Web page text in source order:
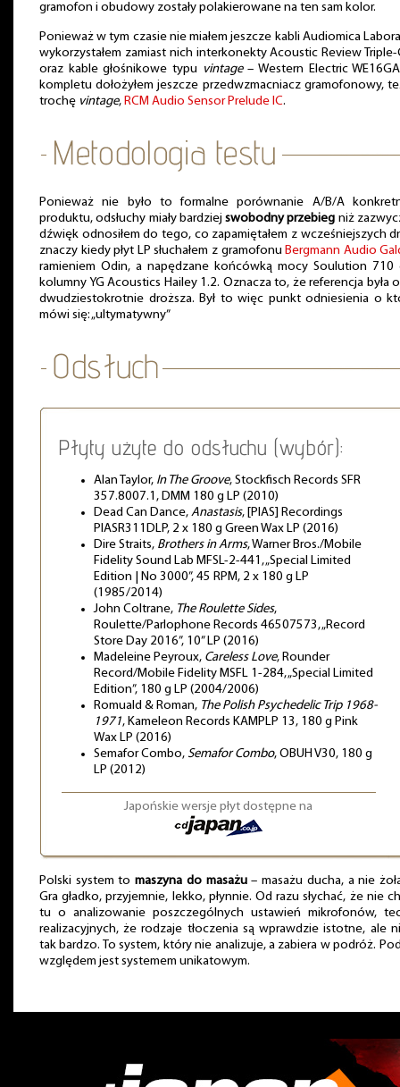
gramofon i obudowy zostały polakierowane na ten sam kolor.
Ponieważ w tym czasie nie miałem jeszcze kabli Audiomica
wykorzystałem zamiast nich interkonekty Acoustic Review Triple-
oraz kable głośnikowe typu vintage– Western Electric
kompletu dołożyłem jeszcze przedwzmacniacz gramofonowy,
trochę vintage, RCM Audio Sensor Prelude IC.
Ponieważ nie było to formalne porównanie A/B/A
produktu, odsłuchy miały bardziej swobodny przebieg niż
dźwięk odnosiłem do tego, co zapamiętałem z wcześniejszych
znaczy kiedy płyt LP słuchałem z gramofonuBergmann Audio
ramieniem Odin, a napędzane końcówką mocy Soulution 710
kolumny YG Acoustics Hailey 1.2. Oznacza to, że referencja była
dwudziestokrotnie droższa. Był to więc punkt odniesienia o
mówi się: „ultymatywny”
Płyty użyte do odsłuchu (wybór):
Alan Taylor, In The Groove, Stockfisch Records SFR
357.8007.1, DMM 180 g LP (2010)
Dead Can Dance, Anastasis, [PIAS] Recordings
PIASR311DLP, 2 x 180 g Green Wax LP (2016)
Dire Straits, Brothers in Arms, Warner Bros./Mobile
Fidelity Sound Lab MFSL-2-441, „Special Limited
Edition | No 3000”, 45 RPM, 2 x 180 g LP
(1985/2014)
John Coltrane, The Roulette Sides,
Roulette/Parlophone Records 46507573, „Record
Store Day 2016”, 10” LP (2016)
Madeleine Peyroux, Careless Love, Rounder
Record/Mobile Fidelity MSFL 1-284, „Special Limited
Edition”, 180 g LP (2004/2006)
Romuald & Roman, The Polish Psychedelic Trip 1968-
1971, Kameleon Records KAMPLP 13, 180 g Pink
Wax LP (2016)
Semafor Combo, Semafor Combo, OBUH V30, 180 g
LP (2012)
Japońskie wersje płyt dostępne na
Polski system tomaszyna do masażu– masażu ducha, a nie
Gra gładko, przyjemnie, lekko, płynnie. Od razu słychać, że nie
tu o analizowanie poszczególnych ustawień mikrofonów,
realizacyjnych, że rodzaje tłoczenia są wprawdzie istotne, ale
tak bardzo. To system, który nie analizuje, a zabiera w podróż.
względem jest systemem unikatowym.